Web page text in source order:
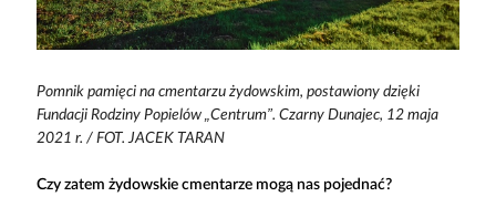
Pomnik pamięci na cmentarzu żydowskim, postawiony dzięki
Fundacji Rodziny Popielów „Centrum”. Czarny Dunajec, 12 maja
2021 r. / FOT. JACEK TARAN
Czy zatem żydowskie cmentarze mogą nas pojednać?